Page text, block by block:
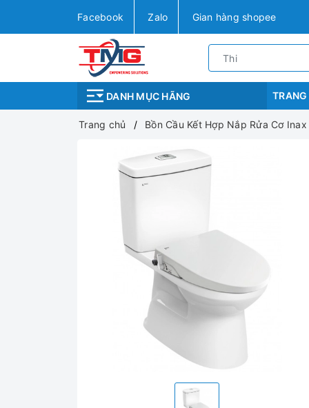
Facebook Zalo Gian hàng shopee
DANH MỤC HÃNG TRANG
Trang chủ Bồn Cầu Kết Hợp Nắp Rửa Cơ Inax